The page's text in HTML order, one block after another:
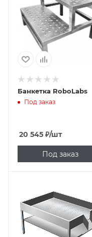
Банкетка RoboLabs
Под заказ
20 545 ₽/шт
Под заказ